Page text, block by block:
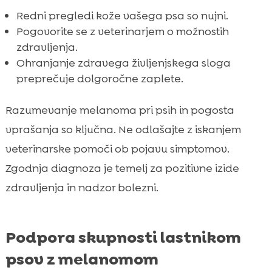
Redni pregledi kože vašega psa so nujni.
Pogovorite se z veterinarjem o možnostih
zdravljenja.
Ohranjanje zdravega življenjskega sloga
preprečuje dolgoročne zaplete.
Razumevanje melanoma pri psih in pogosta
vprašanja so ključna. Ne odlašajte z iskanjem
veterinarske pomoči ob pojavu simptomov.
Zgodnja diagnoza je temelj za pozitivne izide
zdravljenja in nadzor bolezni.
Podpora skupnosti lastnikom
psov z melanomom